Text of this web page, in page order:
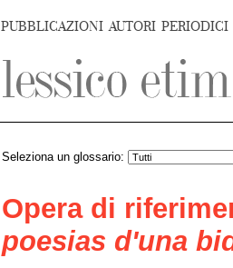
PUBBLICAZIONI AUTORI PERIODICI
Seleziona un glossario:
Opera di
poesias d'una